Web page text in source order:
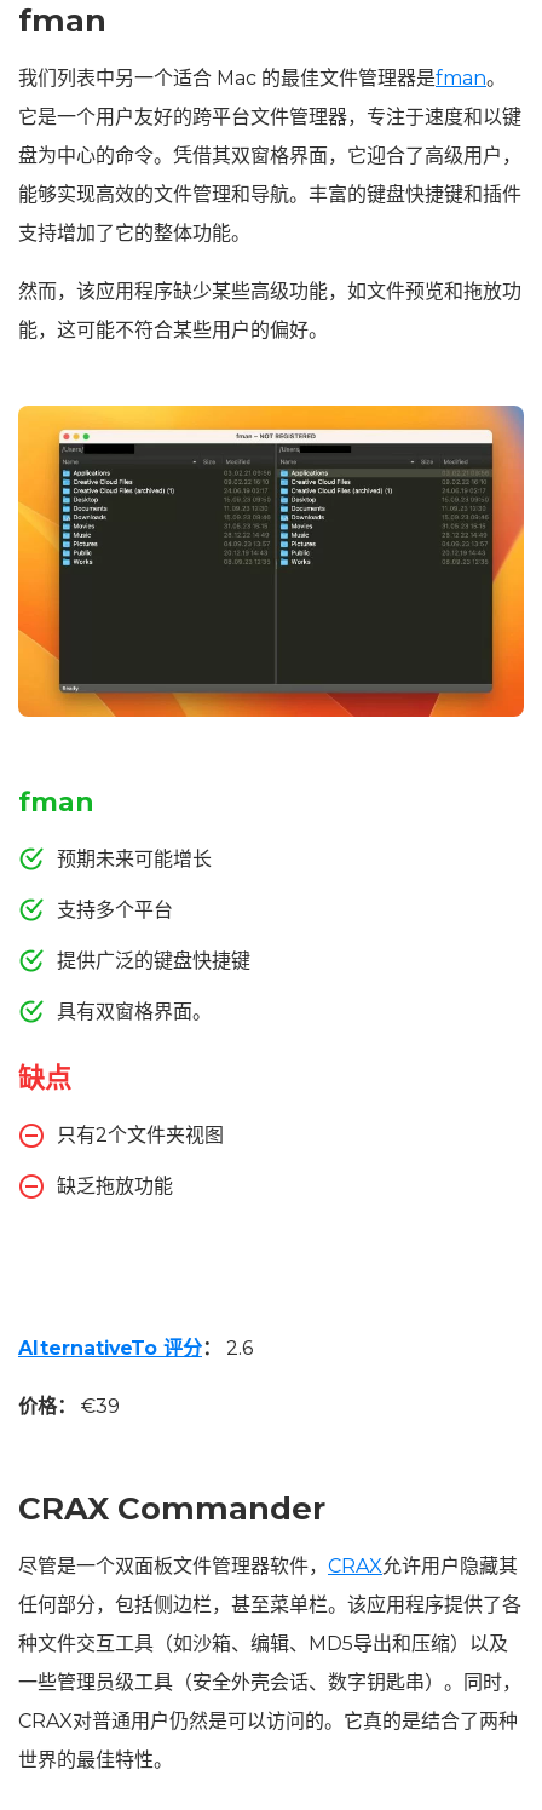
fman
我们列表中另一个适合 Mac 的最佳文件管理器是fman。
它是一个用户友好的跨平台文件管理器，专注于速度和以键
盘为中心的命令。凭借其双窗格界面，它迎合了高级用户，
能够实现高效的文件管理和导航。丰富的键盘快捷键和插件
支持增加了它的整体功能。
然而，该应用程序缺少某些高级功能，如文件预览和拖放功
能，这可能不符合某些用户的偏好。
fman
预期未来可能增长
支持多个平台
提供广泛的键盘快捷键
具有双窗格界面。
缺点
只有2个文件夹视图
缺乏拖放功能
AlternativeTo 评分： 2.6
价格： €39
CRAX Commander
尽管是一个双面板文件管理器软件， CRAX允许用户隐藏其
任何部分，包括侧边栏，甚至菜单栏。该应用程序提供了各
种文件交互工具（如沙箱、编辑、MD5导出和压缩）以及
一些管理员级工具（安全外壳会话、数字钥匙串）。同时，
CRAX对普通用户仍然是可以访问的。它真的是结合了两种
世界的最佳特性。